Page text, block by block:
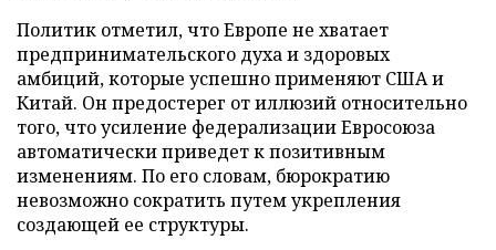
Политик отметил, что Европе не хватает
предпринимательского духа и здоровых
амбиций, которые успешно применяют США и
Китай. Он предостерег от иллюзий относительно
того, что усиление федерализации Евросоюза
автоматически приведет к позитивным
изменениям. По его словам, бюрократию
невозможно сократить путем укрепления
создающей ее структуры.